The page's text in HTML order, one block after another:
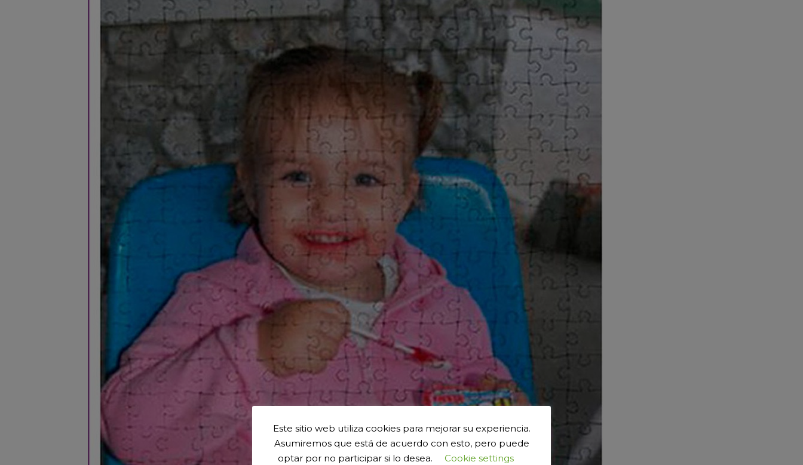
Este sitio web utiliza cookies para mejorar su experiencia.
Asumiremos que está de acuerdo con esto, pero puede
optar por no participar si lo desea.
Cookie settings